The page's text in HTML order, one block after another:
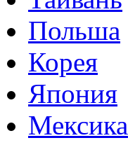
Польша
Корея
Япония
Мексика